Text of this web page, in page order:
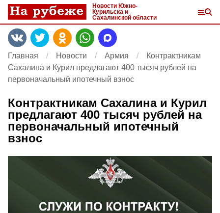
Новости Южно-
Курильска и
Сахалинской области
Главная Новости Армия
Контрактникам
Сахалина и Курил предлагают 400 тысяч рублей на
первоначальный ипотечный взнос
Контрактникам Сахалина и Курил
предлагают 400 тысяч рублей на
первоначальный ипотечный
взнос